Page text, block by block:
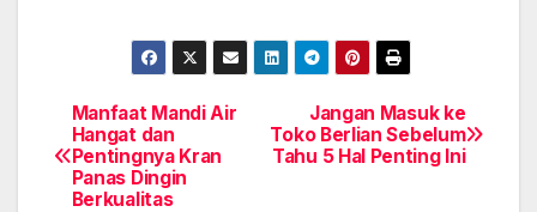
Post
navigation
Jangan Masuk ke
Toko Berlian Sebelum
Tahu 5 Hal Penting Ini
Manfaat Mandi Air
Hangat dan
Pentingnya Kran
Panas Dingin
Berkualitas